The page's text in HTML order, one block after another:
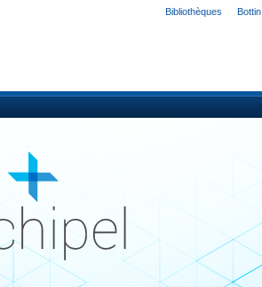
Bibliothèques Bottin